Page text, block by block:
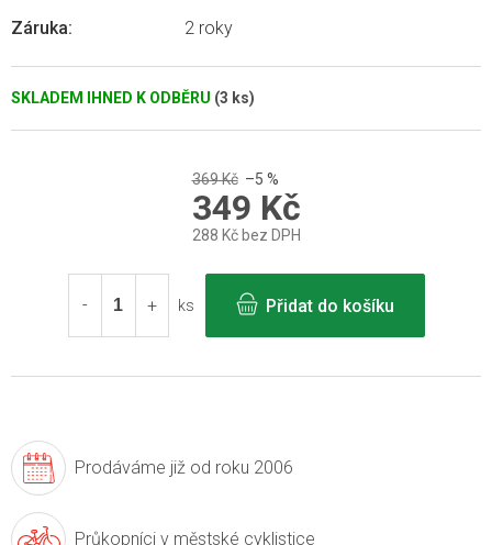
SKLADEM IHNED K ODBĚRU (3 ks)
Záruka: 2 roky
369 Kč –5 %
349 Kč
288 Kč bez DPH
cena:
ks
Přidat do košíku
Prodáváme již od roku 2006
Průkopníci v městské cyklistice